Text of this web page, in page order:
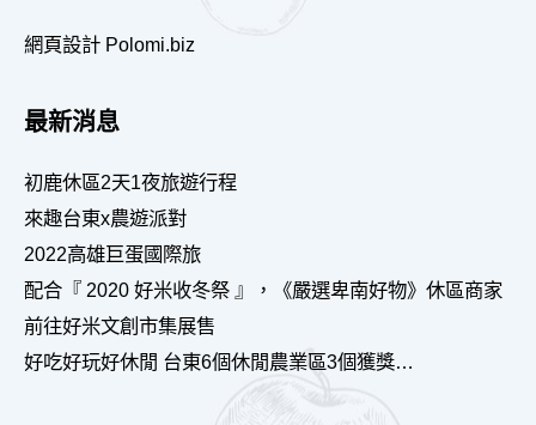
網頁設計 Polomi.biz
最新消息
初鹿休區2天1夜旅遊行程
來趣台東x農遊派對
2022高雄巨蛋國際旅
配合『 2020 好米收冬祭 』，《嚴選卑南好物》休區商家
前往好米文創市集展售
好吃好玩好休閒 台東6個休閒農業區3個獲獎…